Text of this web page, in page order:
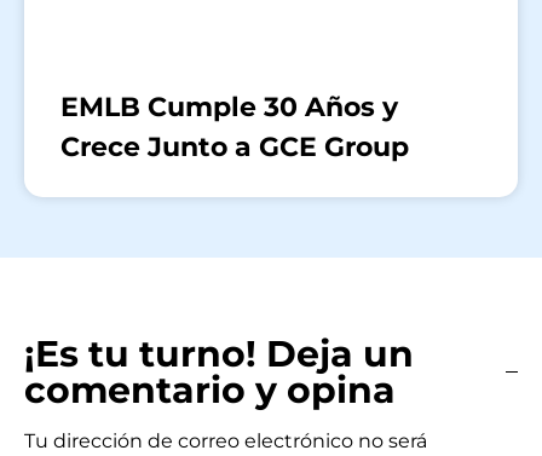
EMLB Cumple 30 Años y
Crece Junto a GCE Group
¡Es tu turno! Deja un
comentario y opina
Tu dirección de correo electrónico no será